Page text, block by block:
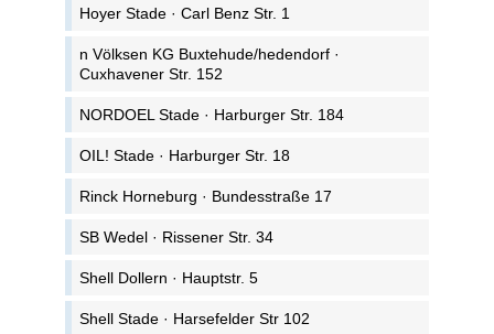
Hoyer Stade · Carl Benz Str. 1
n Völksen KG Buxtehude/hedendorf ·
Cuxhavener Str. 152
NORDOEL Stade · Harburger Str. 184
OIL! Stade · Harburger Str. 18
Rinck Horneburg · Bundesstraße 17
SB Wedel · Rissener Str. 34
Shell Dollern · Hauptstr. 5
Shell Stade · Harsefelder Str 102